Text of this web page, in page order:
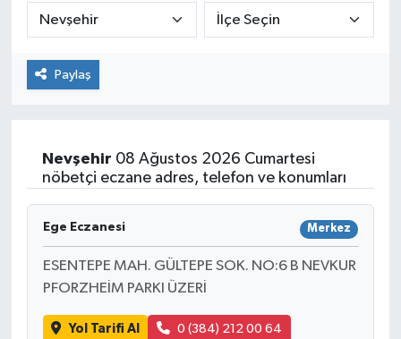
Paylaş
Nevşehir 08 Ağustos 2026 Cumartesi
nöbetçi eczane adres, telefon ve konumları
Ege Eczanesi Merkez
ESENTEPE MAH. GÜLTEPE SOK. NO:6 B NEVKUR
PFORZHEİM PARKI ÜZERİ
Yol Tarifi Al 0 (384) 212 00 64